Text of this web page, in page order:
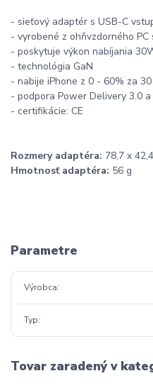
- sieťový adaptér s USB-C
- vyrobené z ohňvzdorného
- poskytuje výkon nabíjania
- technológia GaN
- nabije iPhone z 0 - 60% za
- podpora Power Delivery 3.0
- certifikácie: CE
Rozmery adaptéra: 78,7 x
Hmotnosť adaptéra: 56 g
Parametre
Výrobca
Typ
Tovar zaradený v